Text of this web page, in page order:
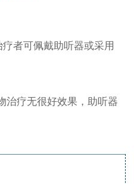
者可佩戴助听器或采用
治疗无很好效果，助听器